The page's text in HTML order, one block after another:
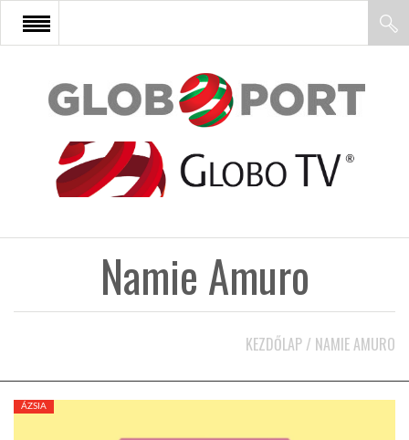
FŐOLDAL
AFRIKA
Namie Amuro
KEZDŐLAP / NAMIE AMURO
ÁZSIA